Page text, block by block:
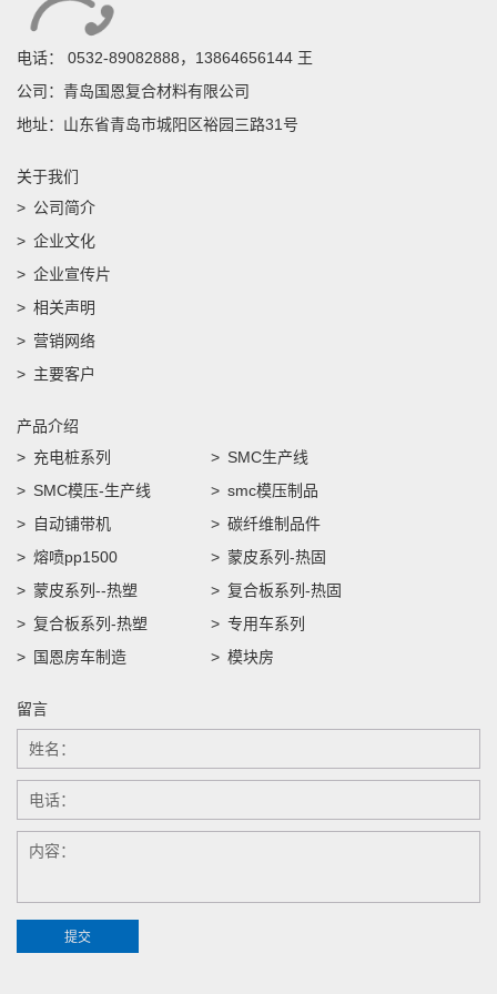
电话： 0532-89082888，13864656144 王
公司：青岛国恩复合材料有限公司
地址：山东省青岛市城阳区裕园三路31号
关于我们
公司简介
企业文化
企业宣传片
相关声明
营销网络
主要客户
产品介绍
充电桩系列
SMC生产线
SMC模压-生产线
smc模压制品
自动铺带机
碳纤维制品件
熔喷pp1500
蒙皮系列-热固
蒙皮系列--热塑
复合板系列-热固
复合板系列-热塑
专用车系列
国恩房车制造
模块房
留言
提交